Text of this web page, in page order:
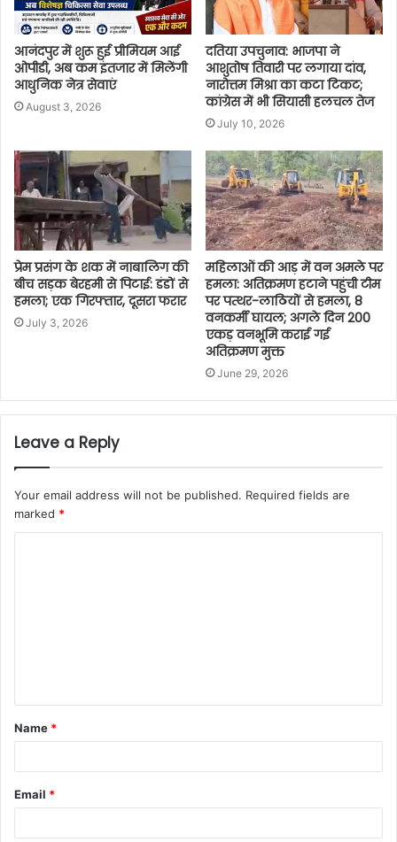
आनंदपुर में शुरू हुई प्रीमियम आई
ओपीडी, अब कम इंतजार में मिलेंगी
आधुनिक नेत्र सेवाएं
August 3, 2026
दतिया उपचुनाव: भाजपा ने
आशुतोष तिवारी पर लगाया दांव,
नारोत्तम मिश्रा का कटा टिकट;
कांग्रेस में भी सियासी हलचल तेज
July 10, 2026
प्रेम प्रसंग के शक में नाबालिग की
बीच सड़क बेरहमी से पिटाई: डंडों से
हमला; एक गिरफ्तार, दूसरा फरार
July 3, 2026
महिलाओं की आड़ में वन अमले पर
हमला: अतिक्रमण हटाने पहुंची टीम
पर पत्थर-लाठियों से हमला, 8
वनकर्मी घायल; अगले दिन 200
एकड़ वनभूमि कराई गई
अतिक्रमण मुक्त
June 29, 2026
Leave a Reply
Your email address will not be published. Required fields are
marked *
t
*
Name *
Email *